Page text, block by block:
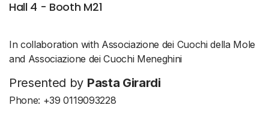
Hall 4 - Booth M21
In collaboration with Associazione dei Cuochi della Mole
and Associazione dei Cuochi Meneghini
Presented by Pasta Girardi
Phone: +39 0119093228